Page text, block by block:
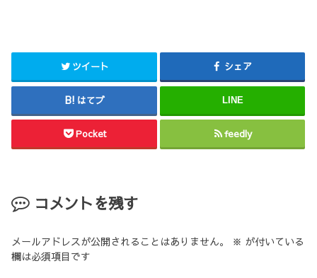
ツイート シェア
はてブ LINE
Pocket feedly
コメントを残す
メールアドレスが公開されることはありません。 ※ が付いている
欄は必須項目です